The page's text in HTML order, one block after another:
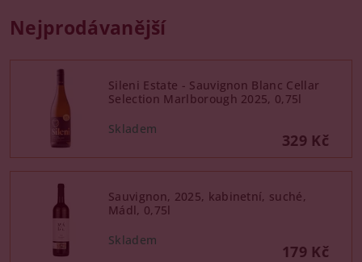
Nejprodávanější
Sileni Estate - Sauvignon Blanc Cellar
Selection Marlborough 2025, 0,75l
329 Kč
Sauvignon, 2025, kabinetní, suché,
Mádl, 0,75l
179 Kč